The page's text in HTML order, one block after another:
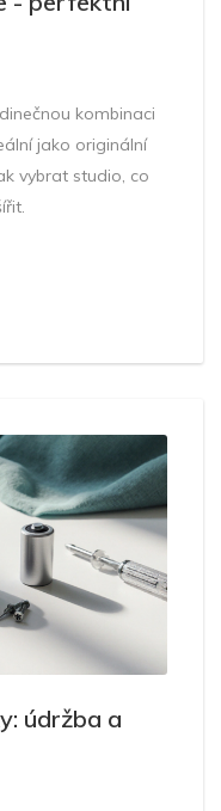
kombinaci
jako originální
vybrat studio, co
údržba a